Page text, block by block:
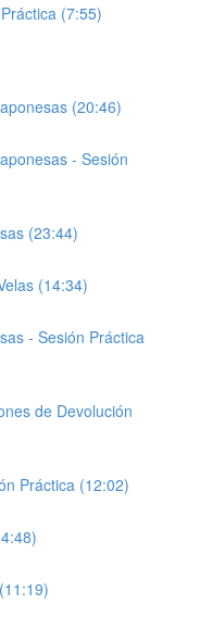
(7:55)
(20:46)
- Sesión
(23:44)
(14:34)
- Sesión Práctica
de Devolución
Práctica (12:02)